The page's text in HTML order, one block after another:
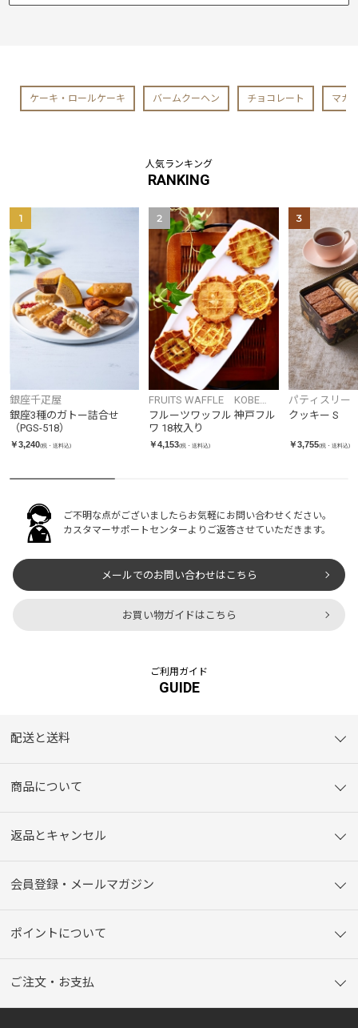
ケーキ・ロールケーキ バームクーヘン チョコレート マカ
人気ランキング
RANKING
1
銀座千疋屋
銀座3種のガトー詰合せ
（PGS-518）
￥3,240(税・送料込)
2
FRUITS WAFFLE KOBE
FRUWA
フルーツワッフル 神戸フル
ワ 18枚入り
￥4,153(税・送料込)
3
パティスリ
レ・ド・チャ
クッキー S
￥3,755(税・送料込)
ご不明な点がございましたらお気軽にお問い合わせください。
カスタマーサポートセンターよりご返答させていただきます。
メールでのお問い合わせはこちら
お買い物ガイドはこちら
ご利用ガイド
GUIDE
配送と送料
商品について
返品とキャンセル
会員登録・メールマガジン
ポイントについて
ご注文・お支払